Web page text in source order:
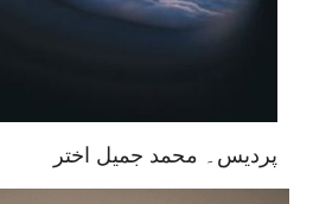
پردیس۔ محمد جمیل اختر